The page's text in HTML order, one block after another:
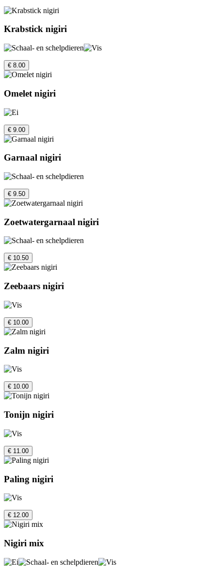
Krabstick nigiri
€ 8.00
Omelet nigiri
€ 9.00
Garnaal nigiri
€ 9.50
Zoetwatergarnaal nigiri
€ 10.50
Zeebaars nigiri
€ 10.00
Zalm nigiri
€ 10.00
Tonijn nigiri
€ 11.00
Paling nigiri
€ 12.00
Nigiri mix